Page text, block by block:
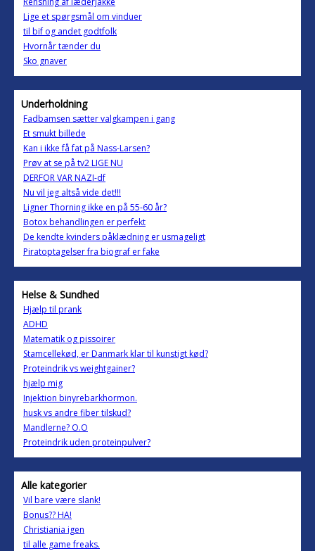
Lige et spørgsmål om vinduer
til bif og andet godtfolk
Hvornår tænder du
Sko gnaver
Underholdning
Fadbamsen sætter valgkampen i gang
Et smukt billede
Kan i ikke få fat på Nass-Larsen?
Prøv at se på tv2 LIGE NU
DERFOR VAR NAZI-df
Nu vil jeg altså vide det!!!
Ligner Thorning ikke en på 55-60 år?
Botox behandlingen er perfekt
De kendte kvinders påklædning er usmageligt
Piratoptagelser fra biograf er fake
Helse & Sundhed
Hjælp til prank
ADHD
Matematik og pissoirer
Stamcellekød, er Danmark klar til kunstigt kød?
Proteindrik vs weightgainer?
hjælp mig
Injektion binyrebarkhormon.
husk vs andre fiber tilskud?
Mandlerne? O.O
Proteindrik uden proteinpulver?
Alle kategorier
Vil bare være slank!
Bonus?? HA!
Christiania igen
til alle game freaks.